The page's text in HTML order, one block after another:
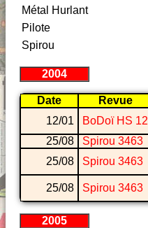
Métal Hurlant
Pilote
Spirou
2004
Date Revue
12/01
BoDoï HS 12
25/08
Spirou 3463
25/08
Spirou 3463
25/08
Spirou 3463
2005